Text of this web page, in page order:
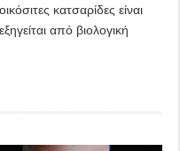
κατσαρίδες είναι
από βιολογική